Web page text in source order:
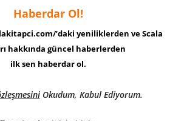
Haberdar Ol!
’daki yeniliklerden ve Scala
hakkında güncel haberlerden
ilk sen haberdar ol.
Okudum, Kabul Ediyorum.